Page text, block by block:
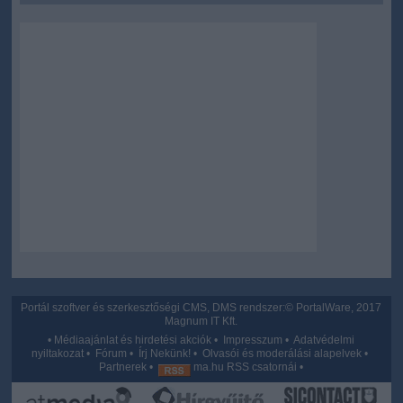
Portál szoftver és szerkesztőségi CMS, DMS rendszer:© PortalWare, 2017
Magnum IT Kft.
• Médiaajánlat és hirdetési akciók • Impresszum •Adatvédelmi
nyiltakozat • Fórum • Írj Nekünk! •Olvasói és moderálási alapelvek •
Partnerek • ma.hu RSS csatornái •